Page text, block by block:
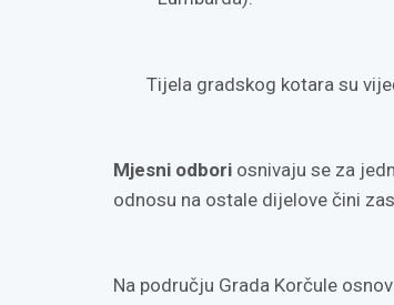
Tijela gradskog kotara su
Mjesni odbori osnivaju se za
odnosu na ostale dijelove čini
Na području Grada Korčule